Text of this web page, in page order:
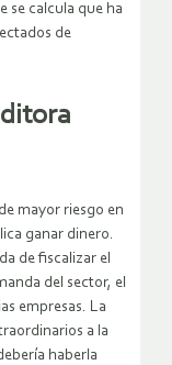
se calcula que ha
de
mayor riesgo en
ganar dinero.
de fiscalizar el
del sector, el
empresas. La
a la
haberla